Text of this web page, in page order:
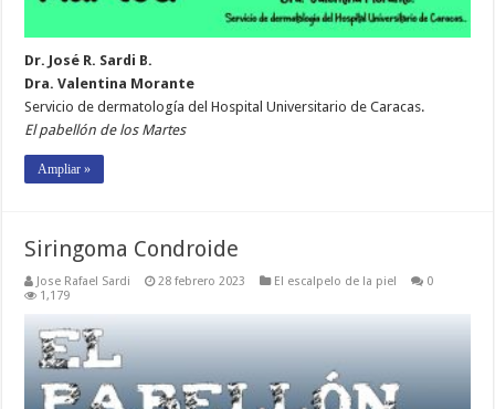
Dr. José R. Sardi B.
Dra. Valentina Morante
Servicio de dermatología del Hospital Universitario de Caracas.
El pabellón de los Martes
Ampliar »
Siringoma Condroide
Jose Rafael Sardi 28 febrero 2023 El escalpelo de la piel
0
1,179